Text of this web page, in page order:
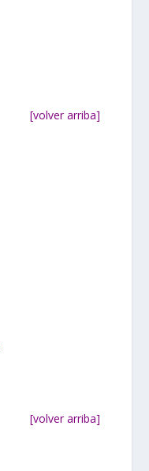
[volver arriba]
[volver arriba]